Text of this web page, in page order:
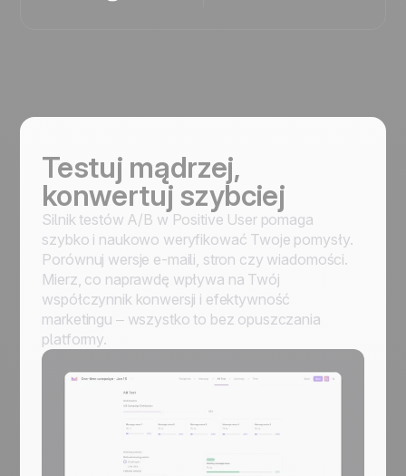
Testuj mądrzej,
konwertuj szybciej
Silnik testów A/B w Positive User pomaga
szybko i naukowo weryfikować Twoje pomysły.
Porównuj wersje e-maili, stron czy wiadomości.
Mierz, co naprawdę wpływa na Twój
współczynnik konwersji i efektywność
marketingu – wszystko to bez opuszczania
platformy.